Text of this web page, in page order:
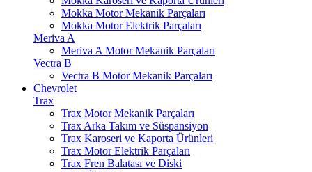
Mokka Motor Mekanik Parçaları
Mokka Motor Elektrik Parçaları
Meriva A
Meriva A Motor Mekanik Parçaları
Vectra B
Vectra B Motor Mekanik Parçaları
Chevrolet
Trax
Trax Motor Mekanik Parçaları
Trax Arka Takım ve Süspansiyon
Trax Karoseri ve Kaporta Ürünleri
Trax Motor Elektrik Parçaları
Trax Fren Balatası ve Diski